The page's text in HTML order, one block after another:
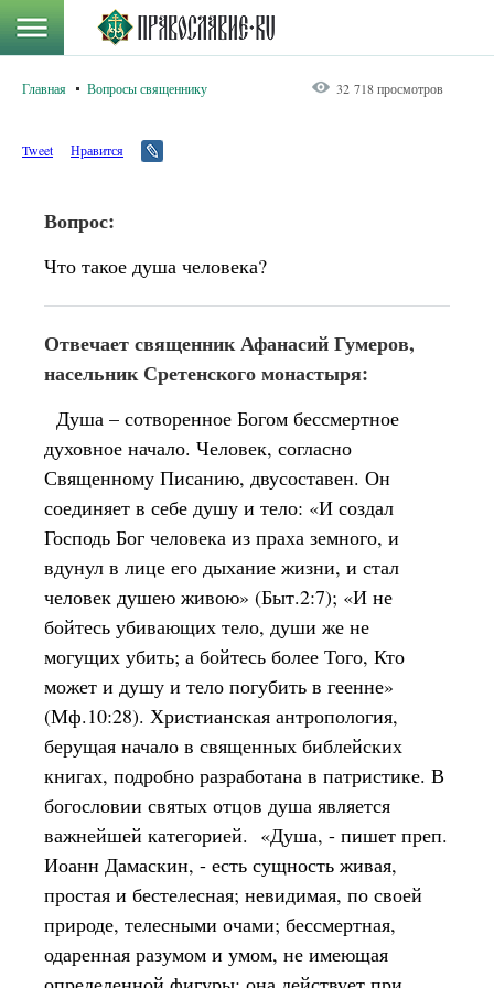
Главная Вопросы священнику 32 718 просмотров
Tweet Нравится
Вопрос:
Что такое душа человека?
Отвечает священник Афанасий Гумеров,
насельник Сретенского монастыря:
Душа – сотворенное Богом бессмертное
духовное начало. Человек, согласно
Священному Писанию, двусоставен. Он
соединяет в себе душу и тело: «И создал
Господь Бог человека из праха земного, и
вдунул в лице его дыхание жизни, и стал
человек душею живою» (Быт.2:7); «И не
бойтесь убивающих тело, души же не
могущих убить; а бойтесь более Того, Кто
может и душу и тело погубить в геенне»
(Мф.10:28). Христианская антропология,
берущая начало в священных библейских
книгах, подробно разработана в патристике. В
богословии святых отцов душа является
важнейшей категорией. «Душа, - пишет преп.
Иоанн Дамаскин, - есть сущность живая,
простая и бестелесная; невидимая, по своей
природе, телесными очами; бессмертная,
одаренная разумом и умом, не имеющая